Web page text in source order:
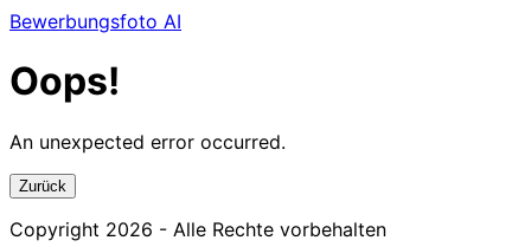
Bewerbungsfoto AI
Oops!
An unexpected error occurred.
Zurück
Copyright 2026 - Alle Rechte vorbehalten